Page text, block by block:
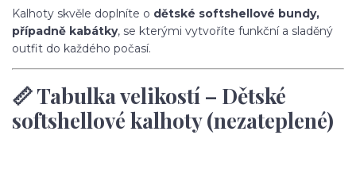
Kalhoty skvěle doplníte o dětské softshellové bundy,
případně kabátky, se kterými vytvoříte funkční a sladěný
outfit do každého počasí.
📏 Tabulka velikostí – Dětské
softshellové kalhoty (nezateplené)